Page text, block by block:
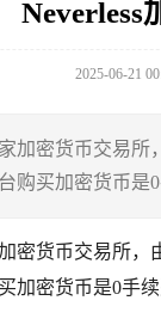
Neverless
2025-06-21
加密货币交易所
购买加密货币
密货币交易所
加密货币是0手